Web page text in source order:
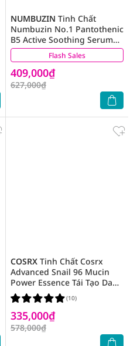
Flash Sales
NUMBUZIN Tinh Chất
Numbuzin No.1 Pantothenic
B5 Active Soothing Serum
50ml
409,000₫
627,000₫
(1)
COSRX Tinh Chất Cosrx
Advanced Snail 96 Mucin
Power Essence Tái Tạo Da
100ml
335,000₫
578,000₫
(10)